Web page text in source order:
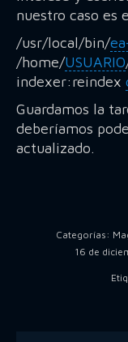
nuestro caso es
/usr/local/bin/
/home/USUARIO
indexer:reindex
Guardamos la
deberíamos
actualizado.
Categorías:
16 de